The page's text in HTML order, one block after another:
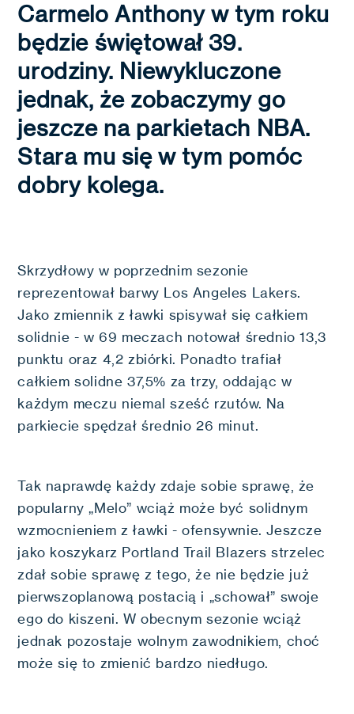
Carmelo Anthony w tym roku
będzie świętował 39.
urodziny. Niewykluczone
jednak, że zobaczymy go
jeszcze na parkietach NBA.
Stara mu się w tym pomóc
dobry kolega.
Skrzydłowy w poprzednim sezonie
reprezentował barwy Los Angeles Lakers.
Jako zmiennik z ławki spisywał się całkiem
solidnie - w 69 meczach notował średnio 13,3
punktu oraz 4,2 zbiórki. Ponadto trafiał
całkiem solidne 37,5% za trzy, oddając w
każdym meczu niemal sześć rzutów. Na
parkiecie spędzał średnio 26 minut.
Tak naprawdę każdy zdaje sobie sprawę, że
popularny „Melo” wciąż może być solidnym
wzmocnieniem z ławki - ofensywnie. Jeszcze
jako koszykarz Portland Trail Blazers strzelec
zdał sobie sprawę z tego, że nie będzie już
pierwszoplanową postacią i „schował” swoje
ego do kiszeni. W obecnym sezonie wciąż
jednak pozostaje wolnym zawodnikiem, choć
może się to zmienić bardzo niedługo.